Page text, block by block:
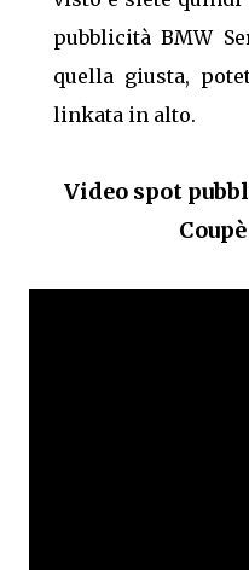
pubblicità BMW
quella giusta,
linkata in alto.
Video spot